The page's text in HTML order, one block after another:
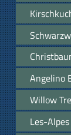
Angelino
Willow
Les-